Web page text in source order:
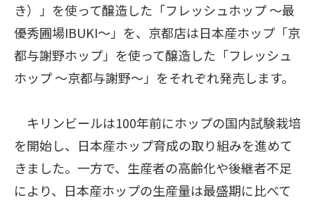
き）」を使って醸造した「フレッシュホップ ～最
優秀圃場IBUKI～」を、京都店は日本産ホップ「京
都与謝野ホップ」を使って醸造した「フレッシュ
ホップ ～京都与謝野～」をそれぞれ発売します。
キリンビールは100年前にホップの国内試験栽培
を開始し、日本産ホップ育成の取り組みを進めて
きました。一方で、生産者の高齢化や後継者不足
により、日本産ホップの生産量は最盛期に比べて